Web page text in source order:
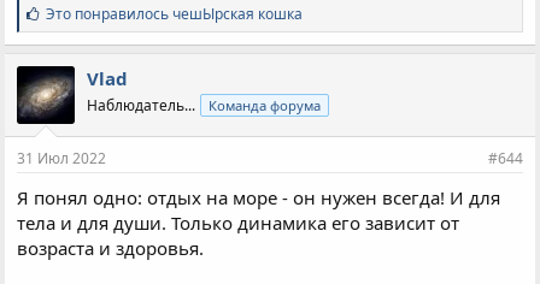
С
и
м
п
а
т
и
:
Это понравилось чешЫрская кошка
Vlad
Наблюдатель... Команда форума
31 Июл 2022 #644
Я понял одно: отдых на море - он нужен всегда! И для
тела и для души. Только динамика его зависит от
возраста и здоровья.